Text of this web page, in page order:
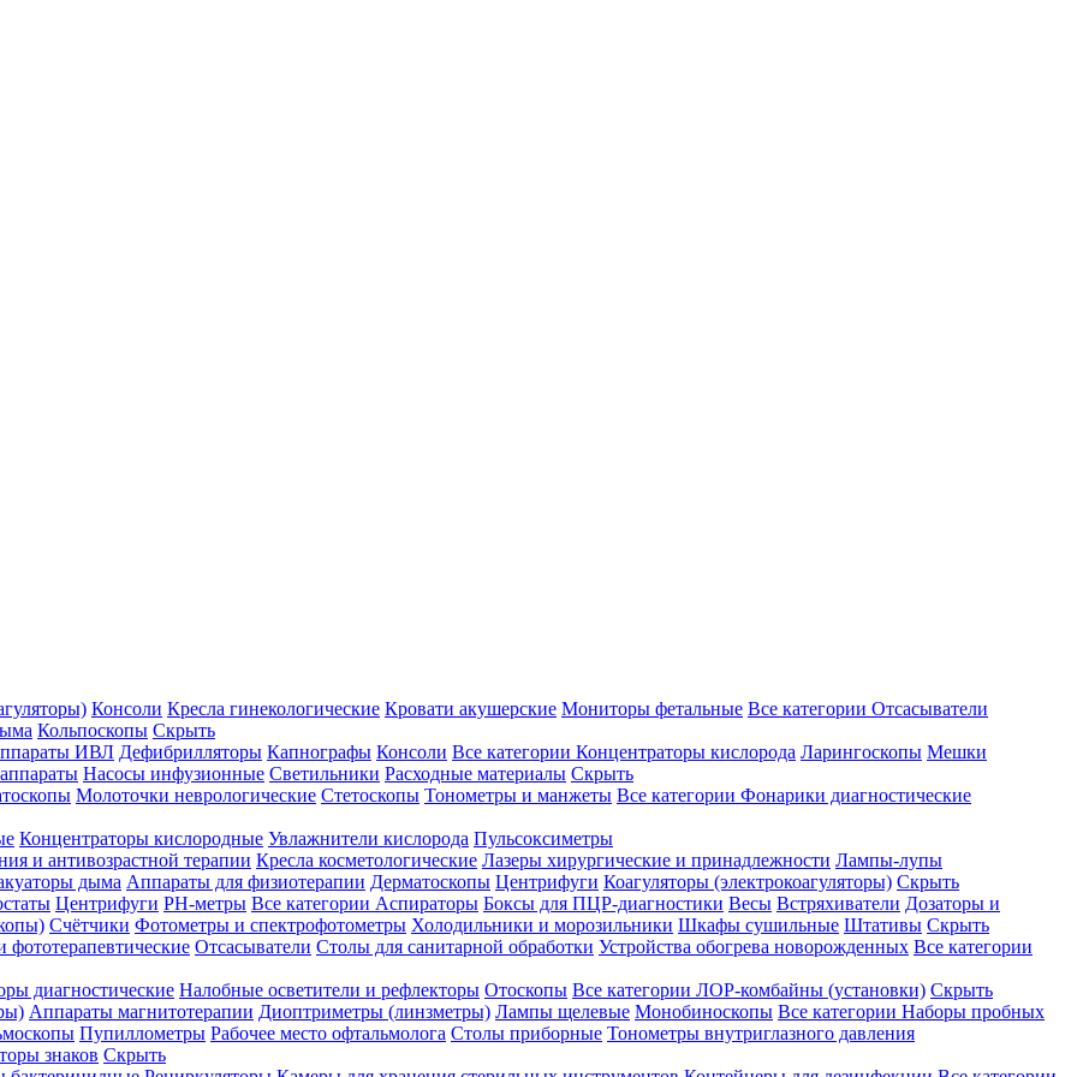
Консоли Кресла гинекологические Кровати акушерские Мониторы фетальные Все категории Отсасыватели
Кольпоскопы Скрыть
ИВЛ Дефибрилляторы Капнографы Консоли Все категории Концентраторы кислорода Ларингоскопы Мешки
Насосы инфузионные Светильники Расходные материалы Скрыть
Молоточки неврологические Стетоскопы Тонометры и манжеты Все категории Фонарики диагностические
Концентраторы кислородные Увлажнители кислорода Пульсоксиметры
и антивозрастной терапии Кресла косметологические Лазеры хирургические и принадлежности Лампы-лупы
дыма Аппараты для физиотерапии Дерматоскопы Центрифуги Коагуляторы (электрокоагуляторы) Скрыть
Центрифуги PH-метры Все категории Аспираторы Боксы для ПЦР-диагностики Весы Встряхиватели Дозаторы и
Счётчики Фотометры и спектрофотометры Холодильники и морозильники Шкафы сушильные Штативы Скрыть
фототерапевтические Отсасыватели Столы для санитарной обработки Устройства обогрева новорожденных Все категории
диагностические Налобные осветители и рефлекторы Отоскопы Все категории ЛОР-комбайны (установки) Скрыть
Аппараты магнитотерапии Диоптриметры (линзметры) Лампы щелевые Монобиноскопы Все категории Наборы пробных
Пупиллометры Рабочее место офтальмолога Столы приборные Тонометры внутриглазного давления
знаков Скрыть